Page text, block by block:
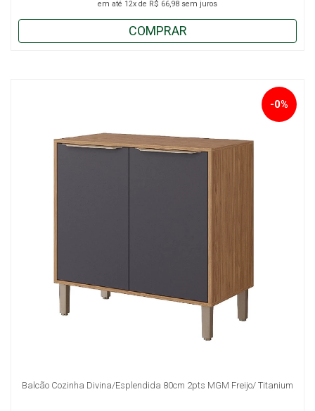
em até 12x de R$ 66,98 sem juros
COMPRAR
Balcão Cozinha Divina/Esplendida 80cm 2pts MGM Freijo/ Titanium
-0%